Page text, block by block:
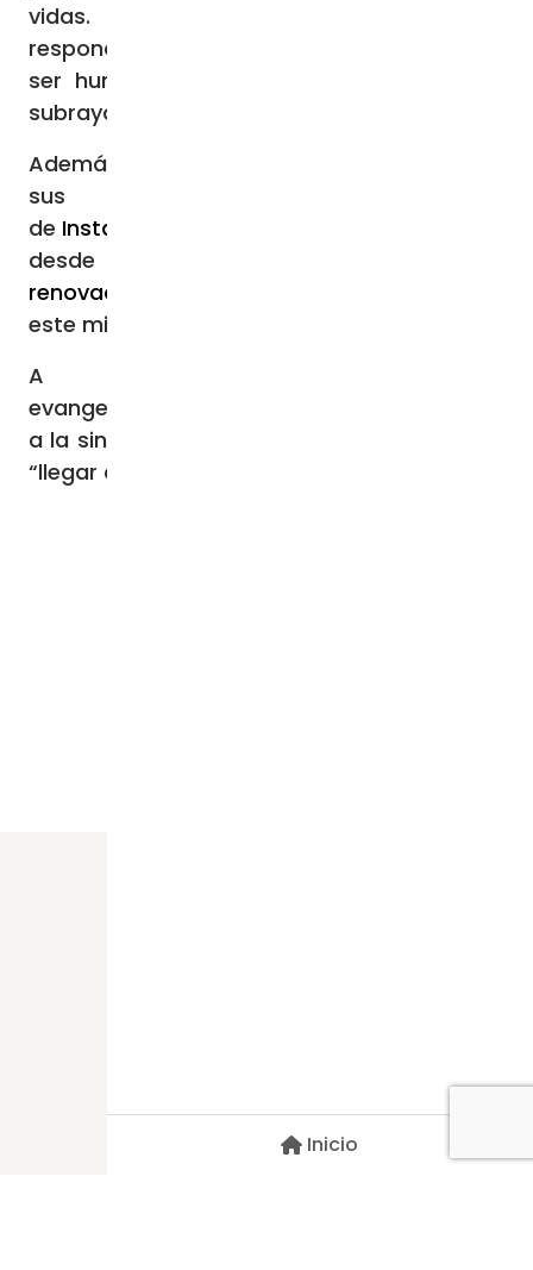
vidas. Como el mensaje de Jesucristo,
responde a los grandes interrogantes del
ser humano y nos da sentido a la vida”,
subraya el misionero.
Además de los vídeos, el P. Amorós difunde
sus contenidos por medio
de Instagram
desde hace unos días, a través de
renovado sitio web
este mismo título en
A su entender, “la
evangelización
a la sinodalidad en la Iglesia”, pues permite
“llegar a muchísimas personas”.
Inicio